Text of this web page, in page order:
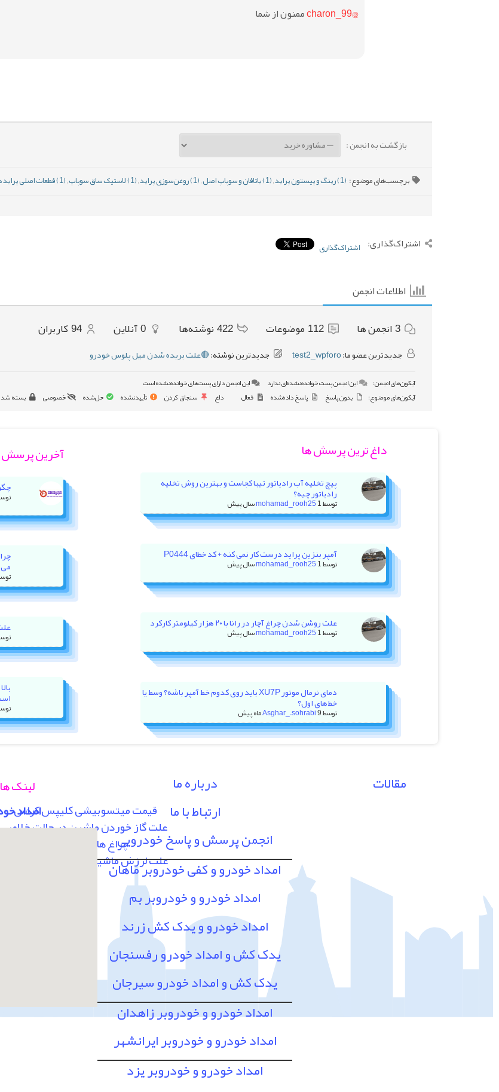
@charon_99 ممنون از شما
بازگشت به انجمن :
برچسب‌های موضوع: (1) رینگ و پیستون پراید ,(1) یاتاقان و سوپاپ اصل ,(1) روغن‌سوزی پراید ,(1) لاستیک ساق سوپاپ ,(1) قطعات اصلی پراید در قم
اشتراک‌گذاری: اشتراک‌گذاری
اطلاعات انجمن
3انجمن ها 112 موضوعات 422نوشته‌ها 0آنلاین 94کاربران
جدیدترین عضو ما:test2_wpforo جدیدترین نوشته:🔴علت بریده شدن میل پلوس خودرو
آیکون‌های انجمن: این انجمن پست خوانده‌نشده‌ای ندارد
این انجمن دارای پست‌های خوانده‌نشده است
آیکون‌های موضوع:
بدون پاسخ پاسخ داده‌شده فعال داغ سنجاق کردن تأییدنشده حل‌شده خصوصی بسته شد
داغ ترین پرسش ها
پیچ تخلیه آب رادیاتور تیبا کجاست و بهترین روش تخلیه
رادیاتور چیه؟
توسط mohamad_rooh251 سال پیش
آمپر بنزین پراید درست کار نمی کنه + کد خطای P0444
توسط mohamad_rooh251 سال پیش
علت روشن شدن چراغ آچار در رانا با ۲۰ هزار کیلومتر کارکرد
توسط mohamad_rooh251 سال پیش
دمای نرمال موتور XU7P باید روی کدوم خط آمپر باشه؟ وسط یا
خط‌های اول؟
توسط Asghar_.sohrabi9 ماه پیش
آخرین پرسش
مقالات
قیمت میتسوبیشی کلیپس کراس
علت گاز خوردن ماشین در حالت خلاص
چراغ های پشت آمپر
علت لرزش ماشین در سرعت 80 به بالا
درباره ما
ارتباط با ما
انجمن پرسش و پاسخ خودرویی
امداد خودرو و کفی خودروبر ماهان
امداد خودرو و خودروبر بم
امداد خودرو و یدک کش زرند
یدک کش و امداد خودرو رفسنجان
یدک کش و امداد خودرو سیرجان
امداد خودرو و خودروبر زاهدان
امداد خودرو و خودروبر ایرانشهر
امداد خودرو و خودروبر یزد
لینک
امداد